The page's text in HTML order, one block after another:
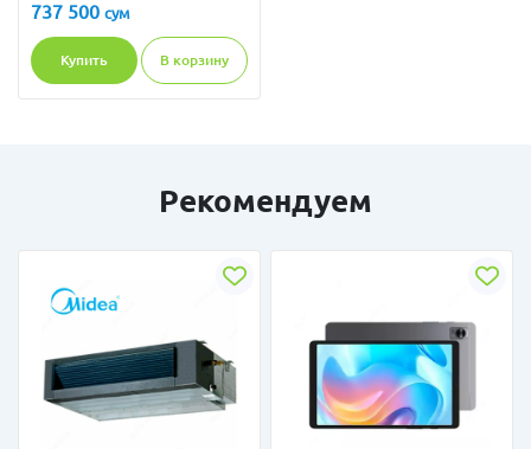
737 500 сум
Купить В корзину
Рекомендуем